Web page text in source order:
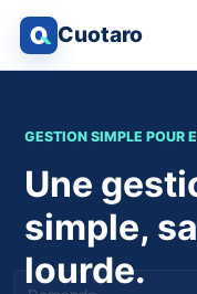
Cuotaro
GESTION SIMPLE POUR
Une
simple,
lourde.